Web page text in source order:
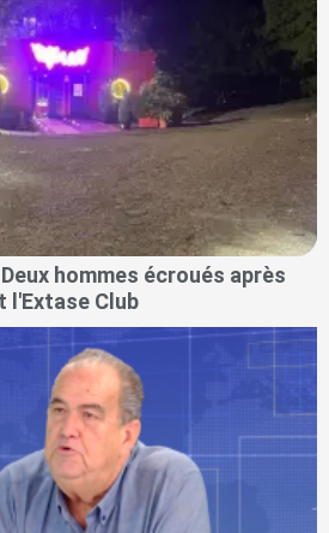
hommes écroués après
l'Extase Club